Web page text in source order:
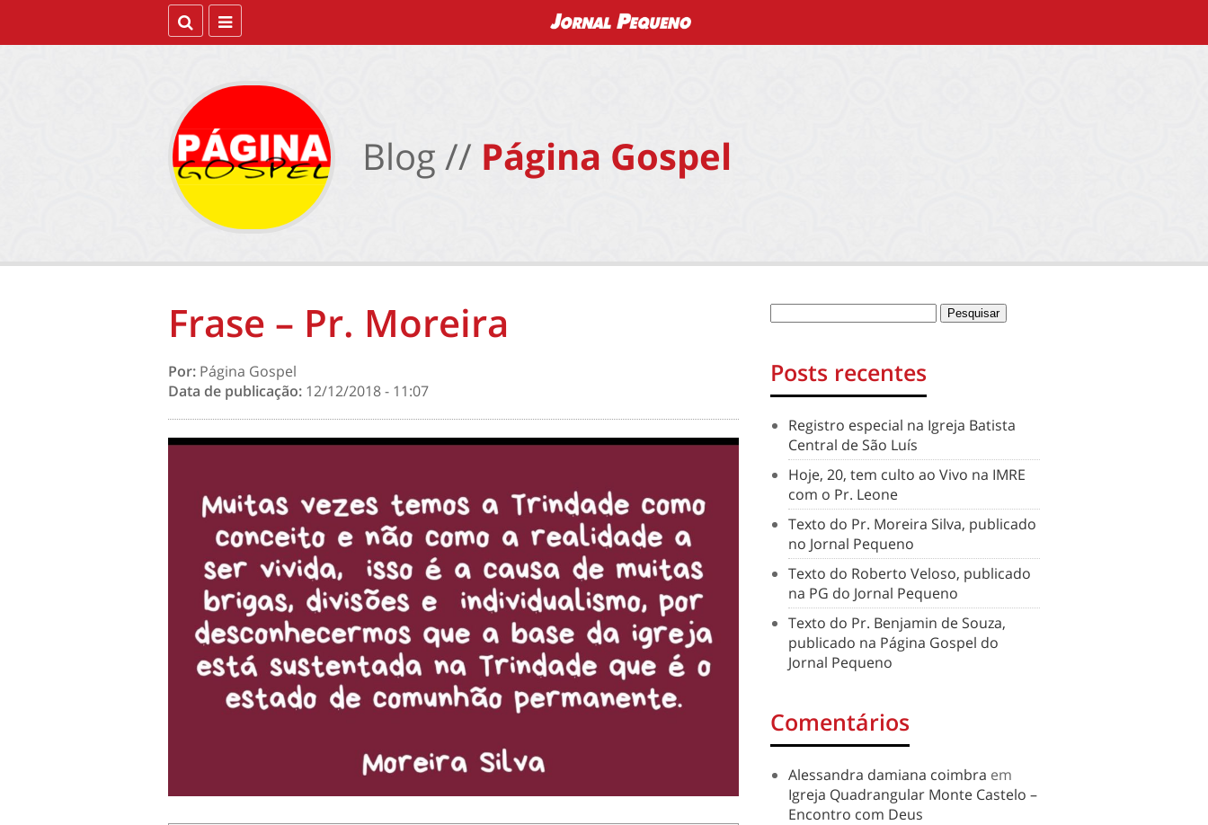
Blog // Página Gospel
Frase – Pr. Moreira
Por: Página Gospel
Data de publicação: 12/12/2018 - 11:07
Posts recentes
Registro especial na Igreja Batista
Central de São Luís
Hoje, 20, tem culto ao Vivo na IMRE
com o Pr. Leone
Texto do Pr. Moreira Silva, publicado
no Jornal Pequeno
Texto do Roberto Veloso, publicado
na PG do Jornal Pequeno
Texto do Pr. Benjamin de Souza,
publicado na Página Gospel do
Jornal Pequeno
Comentários
Alessandra damiana coimbra em
Igreja Quadrangular Monte Castelo –
Encontro com Deus